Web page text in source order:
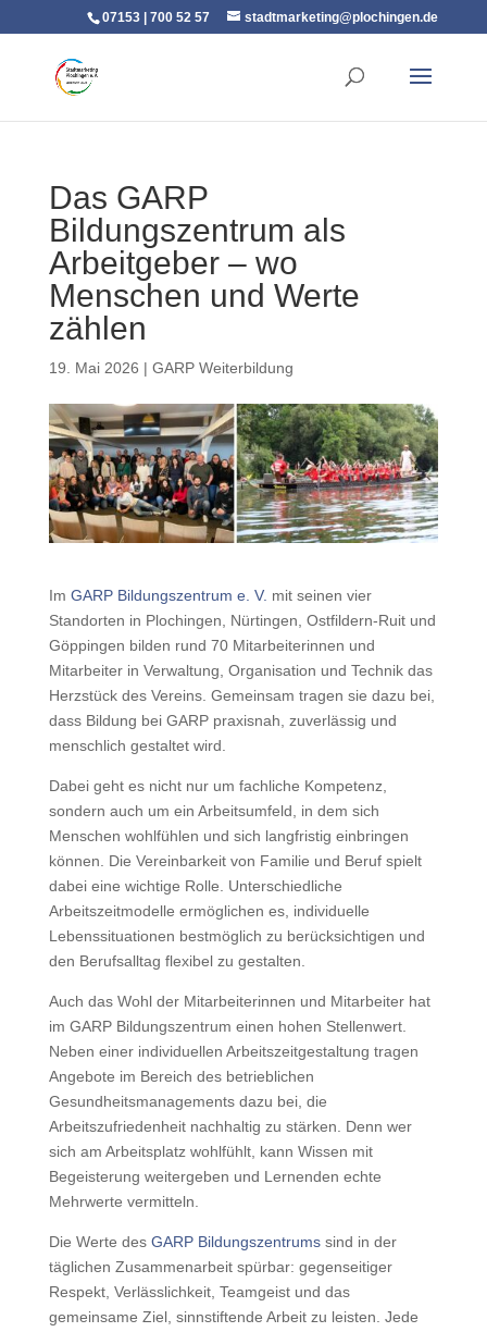
07153 | 700 52 57 stadtmarketing@plochingen.de
Das GARP
Bildungszentrum als
Arbeitgeber – wo
Menschen und Werte
zählen
19. Mai 2026 | GARP Weiterbildung
Im GARP Bildungszentrum e. V. mit seinen vier
Standorten in Plochingen, Nürtingen, Ostfildern-Ruit und
Göppingen bilden rund 70 Mitarbeiterinnen und
Mitarbeiter in Verwaltung, Organisation und Technik das
Herzstück des Vereins. Gemeinsam tragen sie dazu bei,
dass Bildung bei GARP praxisnah, zuverlässig und
menschlich gestaltet wird.
Dabei geht es nicht nur um fachliche Kompetenz,
sondern auch um ein Arbeitsumfeld, in dem sich
Menschen wohlfühlen und sich langfristig einbringen
können. Die Vereinbarkeit von Familie und Beruf spielt
dabei eine wichtige Rolle. Unterschiedliche
Arbeitszeitmodelle ermöglichen es, individuelle
Lebenssituationen bestmöglich zu berücksichtigen und
den Berufsalltag flexibel zu gestalten.
Auch das Wohl der Mitarbeiterinnen und Mitarbeiter hat
im GARP Bildungszentrum einen hohen Stellenwert.
Neben einer individuellen Arbeitszeitgestaltung tragen
Angebote im Bereich des betrieblichen
Gesundheitsmanagements dazu bei, die
Arbeitszufriedenheit nachhaltig zu stärken. Denn wer
sich am Arbeitsplatz wohlfühlt, kann Wissen mit
Begeisterung weitergeben und Lernenden echte
Mehrwerte vermitteln.
Die Werte des GARP Bildungszentrumssind in der
täglichen Zusammenarbeit spürbar: gegenseitiger
Respekt, Verlässlichkeit, Teamgeist und das
gemeinsame Ziel, sinnstiftende Arbeit zu leisten. Jede